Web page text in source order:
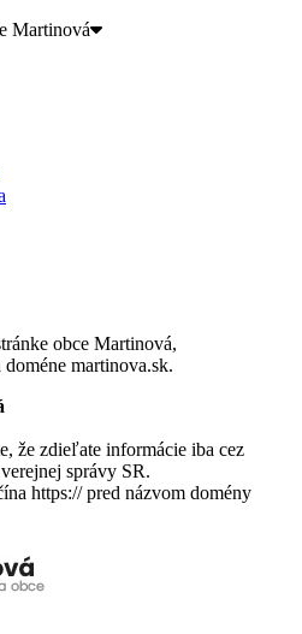
Martinová
obce Martinová,
martinova.sk.
že zdieľate informácie iba cez
správy SR.
https:// pred názvom domény